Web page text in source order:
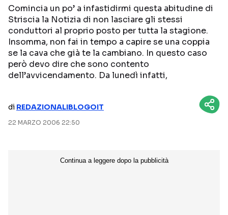
PERSONAGGI TV
FICTION
Streaming
NETFLIX
DISNEY+
RAIPLAY
MEDIASET INFINITY
Comincia un po’ a infastidirmi questa abitudine di
Striscia la Notizia di non lasciare gli stessi
conduttori al proprio posto per tutta la stagione.
Insomma, non fai in tempo a capire se una coppia
se la cava che già te la cambiano. In questo caso
però devo dire che sono contento
dell’avvicendamento. Da lunedì infatti,
di REDAZIONALIBLOGOIT
22 MARZO 2006 22:50